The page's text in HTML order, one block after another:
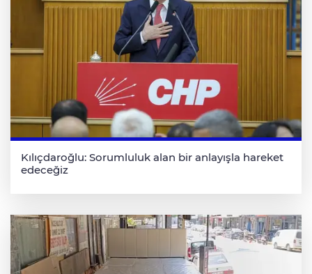
Kılıçdaroğlu: Sorumluluk alan bir anlayışla hareket
edeceğiz